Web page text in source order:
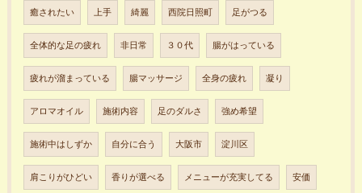
癒されたい 上手 綺麗 西院日照町 足がつる
全体的な足の疲れ 非日常 ３０代 腸がはっている
疲れが溜まっている 腸マッサージ 全身の疲れ 凝り
アロマオイル 施術内容 足のダルさ 強め希望
施術中はしずか 自分に合う 大阪市 淀川区
肩こりがひどい 香りが選べる メニューが充実してる 安価